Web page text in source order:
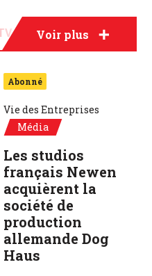
Voir plus
Evénementiel
Abonné
Vie des Entreprises
Média
Les studios
français Newen
acquièrent la
société de
production
allemande Dog
Haus